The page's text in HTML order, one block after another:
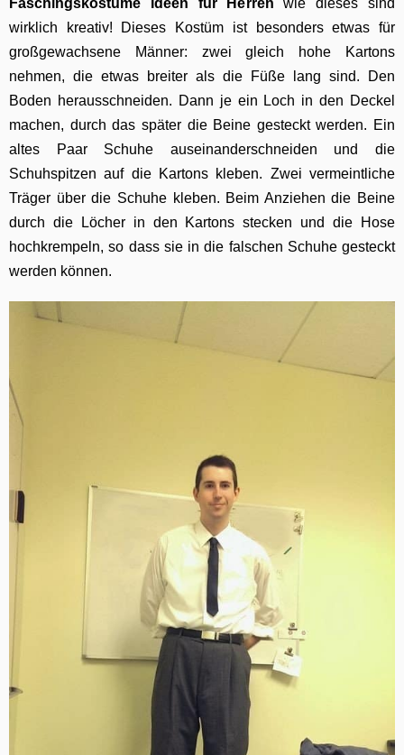
wirklich kreativ! Dieses Kostüm ist besonders etwas für
großgewachsene Männer: zwei gleich hohe Kartons
nehmen, die etwas breiter als die Füße lang sind. Den
Boden herausschneiden. Dann je ein Loch in den Deckel
machen, durch das später die Beine gesteckt werden. Ein
altes Paar Schuhe auseinanderschneiden und die
Schuhspitzen auf die Kartons kleben. Zwei vermeintliche
Träger über die Schuhe kleben. Beim Anziehen die Beine
durch die Löcher in den Kartons stecken und die Hose
hochkrempeln, so dass sie in die falschen Schuhe gesteckt
werden können.